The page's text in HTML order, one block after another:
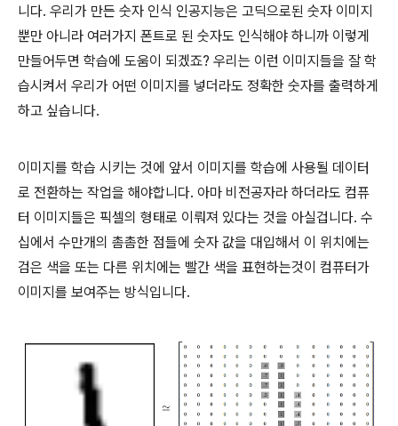
니다. 우리가 만든 숫자 인식 인공지능은 고딕으로된 숫자 이미지
뿐만 아니라 여러가지 폰트로 된 숫자도 인식해야 하니까 이렇게
만들어두면 학습에 도움이 되겠죠? 우리는 이런 이미지들을 잘 학
습시켜서 우리가 어떤 이미지를 넣더라도 정확한 숫자를 출력하게
하고 싶습니다.
이미지를 학습 시키는 것에 앞서 이미지를 학습에 사용될 데이터
로 전환하는 작업을 해야합니다. 아마 비전공자라 하더라도 컴퓨
터 이미지들은 픽셀의 형태로 이뤄져 있다는 것을 아실겁니다. 수
십에서 수만개의 촘촘한 점들에 숫자 값을 대입해서 이 위치에는
검은 색을 또는 다른 위치에는 빨간 색을 표현하는것이 컴퓨터가
이미지를 보여주는 방식입니다.